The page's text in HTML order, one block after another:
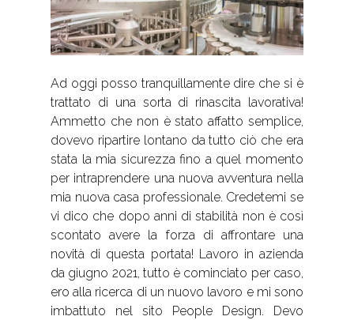
Ad oggi posso tranquillamente dire che si è
trattato di una sorta di rinascita lavorativa!
Ammetto che non è stato affatto semplice,
dovevo ripartire lontano da tutto ciò che era
stata la mia sicurezza fino a quel momento
per intraprendere una nuova avventura nella
mia nuova casa professionale. Credetemi se
vi dico che dopo anni di stabilità non è così
scontato avere la forza di affrontare una
novità di questa portata! Lavoro in azienda
da giugno 2021, tutto è cominciato per caso,
ero alla ricerca di un nuovo lavoro e mi sono
imbattuto nel sito People Design. Devo